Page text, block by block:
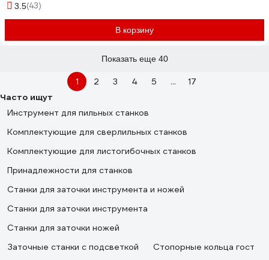
3.5(43)
В корзину
Показать еще 40
1 2 3 4 5 ...
17
Часто ищут
Инструмент для пильных станков
Комплектующие для сверлильных станков
Комплектующие для листогибочных станков
Принадлежности для станков
Станки для заточки инструмента и ножей
Станки для заточки инструмента
Станки для заточки ножей
Заточные станки с подсветкой
Стопорные кольца гост